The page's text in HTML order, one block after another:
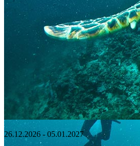
26.12.2026 - 05.01.2027